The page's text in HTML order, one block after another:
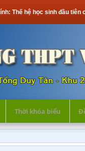
hệ học sinh đầu tiên cần
Thời khóa biểu